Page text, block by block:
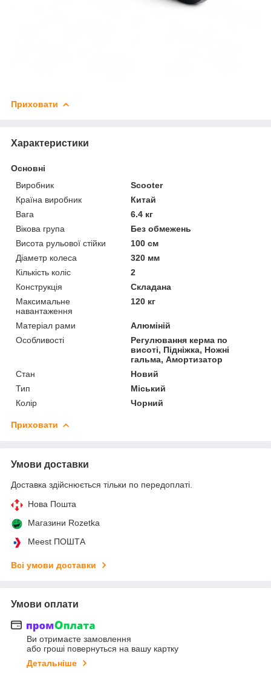
Приховати
Характеристики
Основні
Виробник
Scooter
Країна виробник
Китай
Вага
6.4 кг
Вікова група
Без обмежень
Висота рульової стійки
100 см
Діаметр колеса
320 мм
Кількість коліс
2
Конструкція
Складана
Максимальне
навантаження
120 кг
Матеріал рами
Алюміній
Особливості
Регулювання керма по
висоті, Підніжка, Ножні
гальма, Амортизатор
Стан
Новий
Тип
Міський
Колір
Чорний
Приховати
Умови доставки
Доставка здійснюється тільки по передоплаті.
Нова Пошта
Магазини Rozetka
Meest ПОШТА
Всі умови доставки
Умови оплати
Ви отримаєте замовлення
або гроші повернуться на вашу картку
Детальніше